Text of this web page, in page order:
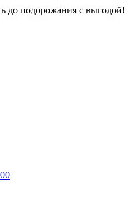
до подорожания с выгодой!